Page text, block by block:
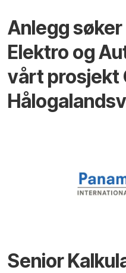
Anlegg
Elektro og
vårt prosjekt
Senior